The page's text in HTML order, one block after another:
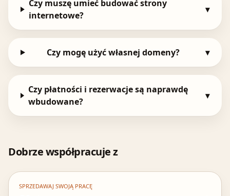
Czy muszę umieć budować strony
internetowe?
▾
Czy mogę użyć własnej domeny? ▾
Czy płatności i rezerwacje są naprawdę
wbudowane?
▾
Dobrze współpracuje z
SPRZEDAWAJ SWOJĄ PRACĘ